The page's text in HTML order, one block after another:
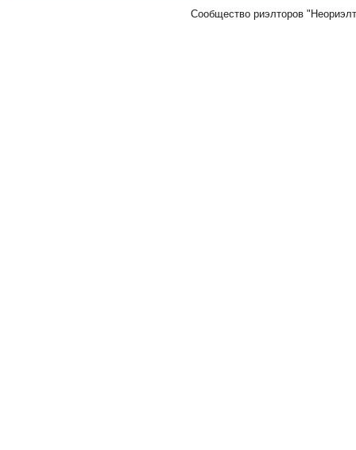
Сообщество риэлторов